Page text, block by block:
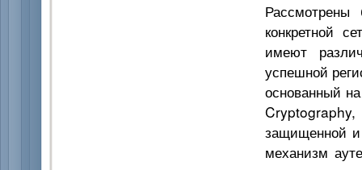
Рассмотрены
конкретной
имеют
успешной
основанный
защищенной и
механизм